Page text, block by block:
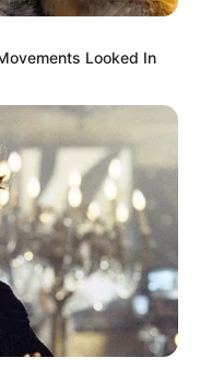
Looked In